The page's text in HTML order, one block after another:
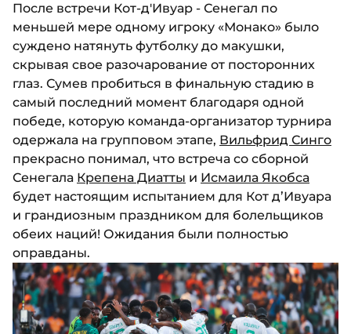
После встречи Кот-д'Ивуар - Сенегал по
меньшей мере одному игроку «Монако» было
суждено натянуть футболку до макушки,
скрывая свое разочарование от посторонних
глаз. Сумев пробиться в финальную стадию в
самый последний момент благодаря одной
победе, которую команда-организатор турнира
одержала на групповом этапе, Вильфрид Синго
прекрасно понимал, что встреча со сборной
Сенегала Крепена Диатты и Исмаила Якобса
будет настоящим испытанием для Кот д’Ивуара
и грандиозным праздником для болельщиков
обеих наций! Ожидания были полностью
оправданы.